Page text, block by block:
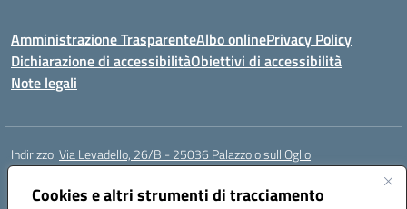
Cookies e altri strumenti di tracciamento
Amministrazione TrasparenteAlbo onlinePrivacy Policy
Dichiarazione di accessibilitàObiettivi di accessibilità
Note legali
Indirizzo:Via Levadello, 26/B - 25036 Palazzolo sull'Oglio
Centralino:
Posta elettronica certificata (PEC):bsis01800p@pec.istruzione.it